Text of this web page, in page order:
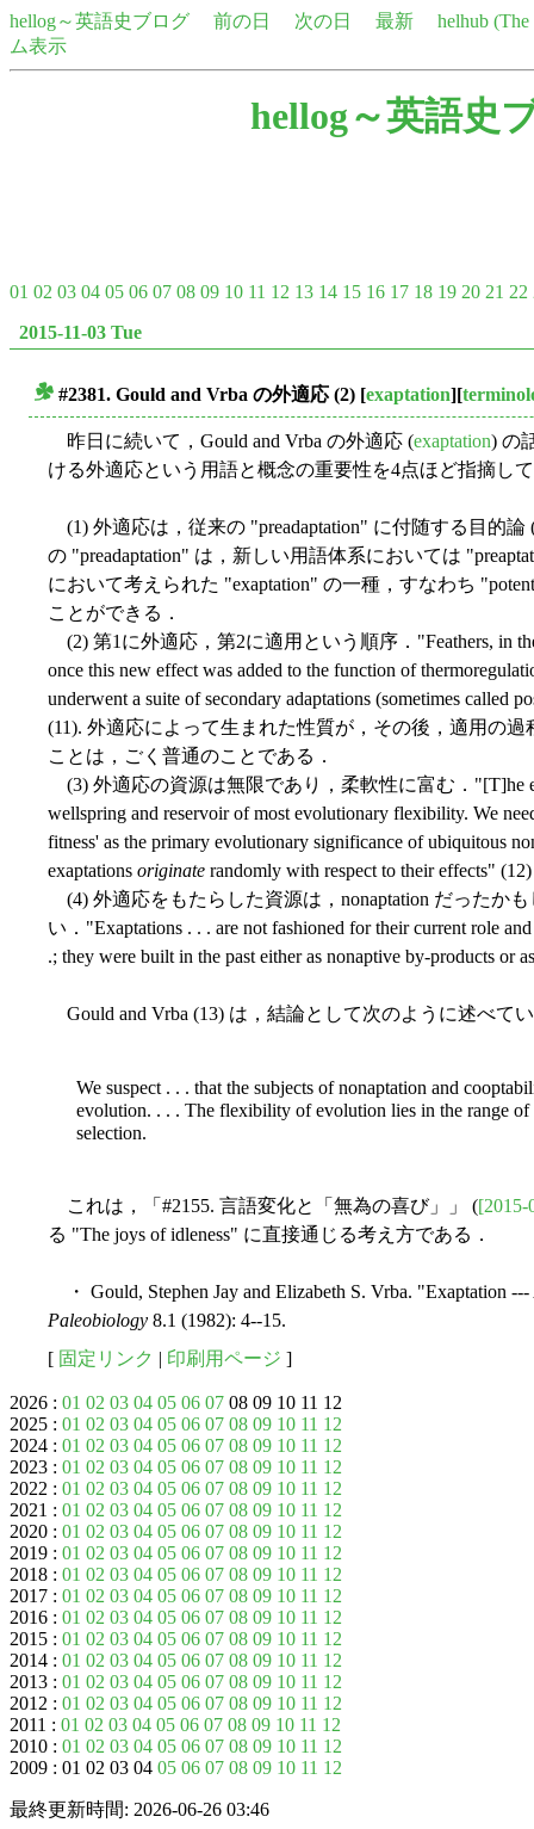
hellog～英語史ブログ 前の日 次の日 最新
helhub
ム表示
hellog～英語史
01 02 03 04 05 06 07 08 09 10 11 12 13 14 15 16 17 18 19 20 21 22
2015-11-03 Tue
#2381. Gould and Vrba の外適応 (2) [exaptation][
昨日に続いて，Gould and Vrba の外適応 (exaptation) の
ける外適応という用語と概念の重要性を4点ほど指摘し
(1) 外適応は，従来の "preadaptation" に付随する目的論
の "preadaptation" は，新しい用語体系においては
において考えられた "exaptation" の一種，すなわち
ことができる．
(2) 第1に外適応，第2に適用という順序．"Feathers, in
once this new effect was added to the function of
underwent a suite of secondary adaptations (sometimes called
(11). 外適応によって生まれた性質が，その後，適用の
ことは，ごく普通のことである．
(3) 外適応の資源は無限であり，柔軟性に富む．"[T]he
wellspring and reservoir of most evolutionary flexibility. We
fitness' as the primary evolutionary significance of ubiquitous
exaptations originate randomly with respect to their effects"
(4) 外適応をもたらした資源は，nonaptation だったか
い．"Exaptations . . . are not fashioned for their current role
.; they were built in the past either as nonaptive by-products or
Gould and Vrba (13) は，結論として次のように述べて
We suspect . . . that the subjects of nonaptation and
evolution. . . . The flexibility of evolution lies in the range of
selection.
これは，「#2155. 言語変化と「無為の喜び」」 ([2015-
る "The joys of idleness" に直接通じる考え方である．
・ Gould, Stephen Jay and Elizabeth S. Vrba. "Exaptation
Paleobiology 8.1 (1982): 4--15.
[ 固定リンク | 印刷用ページ ]
2026 : 01 02 03 04 05 06 07 08 09 10 11 12
2025 : 01 02 03 04 05 06 07 08 09 10 11 12
2024 : 01 02 03 04 05 06 07 08 09 10 11 12
2023 : 01 02 03 04 05 06 07 08 09 10 11 12
2022 : 01 02 03 04 05 06 07 08 09 10 11 12
2021 : 01 02 03 04 05 06 07 08 09 10 11 12
2020 : 01 02 03 04 05 06 07 08 09 10 11 12
2019 : 01 02 03 04 05 06 07 08 09 10 11 12
2018 : 01 02 03 04 05 06 07 08 09 10 11 12
2017 : 01 02 03 04 05 06 07 08 09 10 11 12
2016 : 01 02 03 04 05 06 07 08 09 10 11 12
2015 : 01 02 03 04 05 06 07 08 09 10 11 12
2014 : 01 02 03 04 05 06 07 08 09 10 11 12
2013 : 01 02 03 04 05 06 07 08 09 10 11 12
2012 : 01 02 03 04 05 06 07 08 09 10 11 12
2011 : 01 02 03 04 05 06 07 08 09 10 11 12
2010 : 01 02 03 04 05 06 07 08 09 10 11 12
2009 : 01 02 03 04 05 06 07 08 09 10 11 12
最終更新時間: 2026-06-26 03:46